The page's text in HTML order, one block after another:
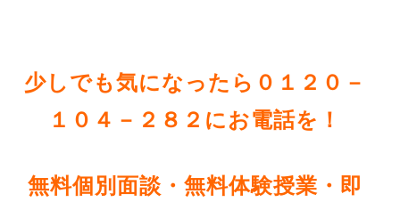
少しでも気になったら０１２０－
１０４－２８２にお電話を！
無料個別面談・無料体験授業・即